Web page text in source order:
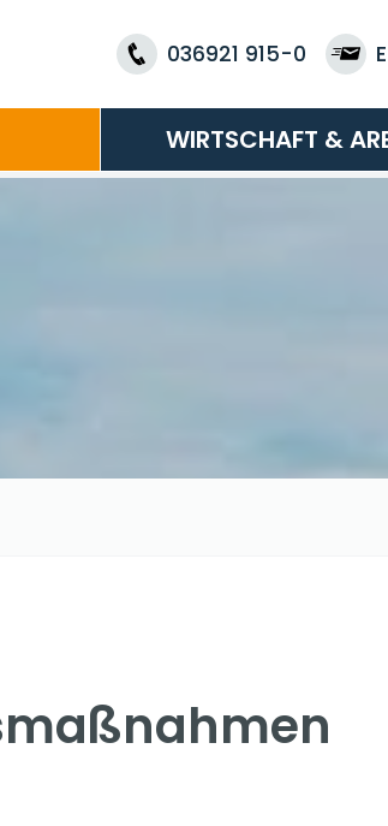
036921 915-0
WIRTSCHAFT &